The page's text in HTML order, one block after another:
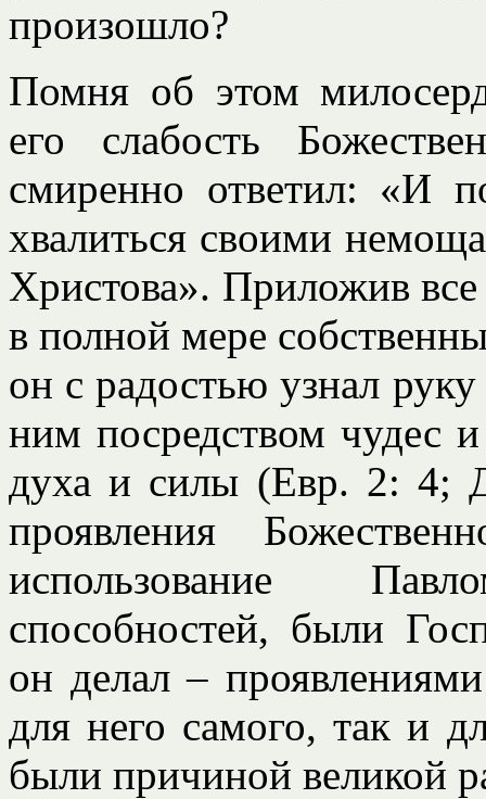
произошло?
Помня об этом
его слабость
смиренно ответил: «И
хвалиться своими
Христова». Приложив
в полной мере
он с радостью узнал руку
ним посредством чудес
духа и силы (Евр. 2: 4;
проявления
использование
способностей, были
он делал –
для него самого, так и
были причиной великой